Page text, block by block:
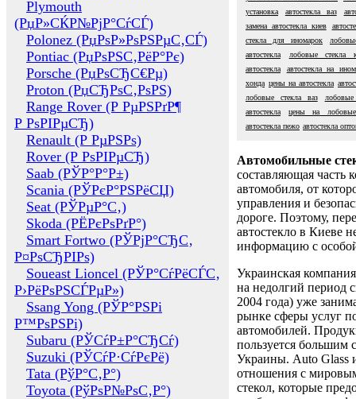
Plymouth
(РџР»СЌР№РјР°СѓСЃ)
Polonez (РџРѕР»РѕРЅРµС‚СЃ)
Pontiac (РџРѕРЅС‚РёР°Рє)
Porsche (РџРѕСЂС€Рµ)
Proton (РџСЂРѕС‚РѕРЅ)
Range Rover (Р РµРЅРґР¶
Р РѕРІРµСЂ)
Renault (Р РµРЅРѕ)
Rover (Р РѕРІРµСЂ)
Saab (РЎР°Р°Р±)
Scania (РЎРєР°РЅРёСЏ)
Seat (РЎРµР°С‚)
Skoda (РЁРєРѕРґР°)
Smart Fortwo (РЎРјР°СЂС‚
Р¤РѕСЂРІРѕ)
Soueast Lioncel (РЎР°СѓРёСЃС‚
Р›РёРѕРЅСЃРµР»)
Ssang Yong (РЎР°РЅРі
Р™РѕРЅРі)
Subaru (РЎСѓР±Р°СЂСѓ)
Suzuki (РЎСѓР·СѓРєРё)
Tata (РўР°С‚Р°)
Toyota (РўРѕР№РѕС‚Р°)
установка
автостекла ваз
замена автостекла киев
стекла для иномарок
автостекла
лобовые стекла
автостекла
автостекла на
хонда цены на автостекла
лобовые стекла ваз
автостекла
цены на лобовые
автостекла пежо автостекла
Автомобильные
составляющая часть
автомобиля, от
управления и
дороге. Поэтому,
автостекло в Киеве
информацию с
Украинская
на недолгий период
2004 года) уже
рынке сферы услуг
автомобилей.
пользуется большим
Украины. Auto Glass
отношения с
стекол, которые